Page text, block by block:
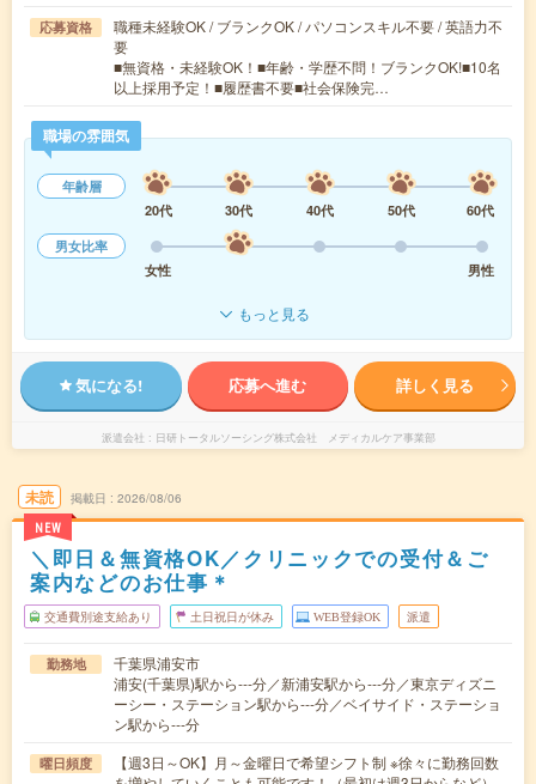
応募資格
職種未経験OK / ブランクOK / パソコンスキル不要 / 英語力不
要
■無資格・未経験OK！■年齢・学歴不問！ブランクOK!■10名
以上採用予定！■履歴書不要■社会保険完…
職場の雰囲気
年齢層
20代
30代 40代 50代
60代
男女比率
女性
男性
もっと見る
気になる! 応募へ進む 詳しく見る
派遣会社 日研トータルソーシング株式会社 メディカルケア事業部
未読
NEW
掲載日 2026/08/06
＼即日＆無資格OK／クリニックでの受付＆ご
案内などのお仕事＊
交通費別途支給あり 土日祝日が休み WEB登録OK 派遣
勤務地
千葉県浦安市
浦安(千葉県)駅から---分／新浦安駅から---分／東京ディズニ
ーシー・ステーション駅から---分／ベイサイド・ステーショ
ン駅から---分
曜日頻度
【週3日～OK】月～金曜日で希望シフト制 ※徐々に勤務回数